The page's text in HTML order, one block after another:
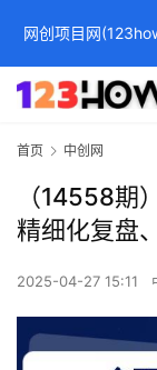
首页 中创网
（14558期
精细化复盘
2025-04-27 15:11
网创项目网